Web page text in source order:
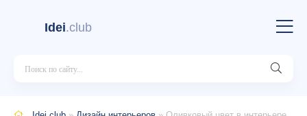
Idei.club